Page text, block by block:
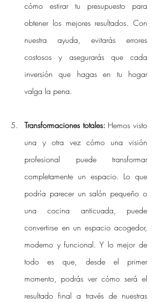
cómo estirar tu presupuesto para
obtener los mejores resultados. Con
nuestra ayuda, evitarás errores
costosos y asegurarás que cada
inversión que hagas en tu hogar
valga la pena.
Transformaciones totales: Hemos visto
una y otra vez cómo una visión
profesional puede transformar
completamente un espacio. Lo que
podría parecer un salón pequeño o
una cocina anticuada, puede
convertirse en un espacio acogedor,
moderno y funcional. Y lo mejor de
todo es que, desde el primer
momento, podrás ver cómo será el
resultado final a través de nuestras